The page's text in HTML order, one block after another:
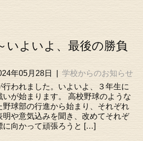
よいよ、最後の勝負
年05月28日
学校からのお知らせ
行われました。いよいよ、３年生に
いが始まります。 高校野球のような
野球部の行進から始まり、それぞれ
明や意気込みを聞き、改めてそれぞ
に向かって頑張ろうと […]